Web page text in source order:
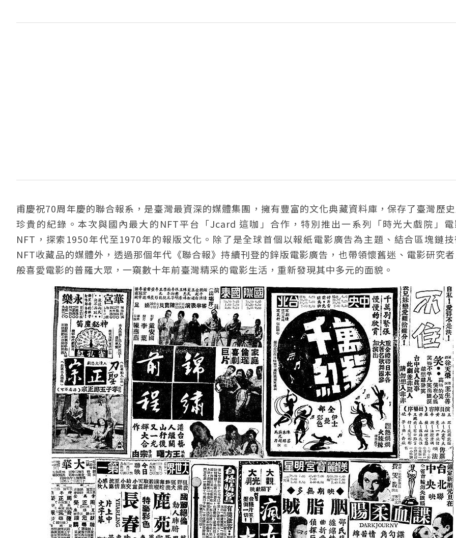
甫慶祝70周年慶的聯合報系，是臺灣最資深的媒體集團，擁有豐富的文化典藏資料庫，保存了臺灣歷
珍貴的紀錄。本次與國內最大的NFT平台「Jcard 這咖」合作，特別推出一系列「時光大戲院」
NFT，探索1950年代至1970年的報版文化。除了是全球首個以報紙電影廣告為主題、結合區塊鏈
NFT收藏品的媒體外，透過那個年代《聯合報》持續刊登的鋅版電影廣告，也帶領懷舊迷、電影研究
般喜愛電影的普羅大眾，一窺數十年前臺灣精采的電影生活，重新發現其中多元的面貌。